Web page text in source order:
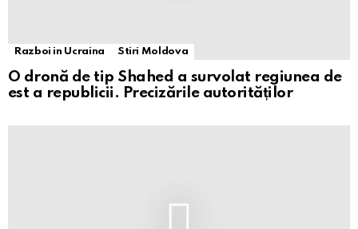
Razboi in Ucraina Stiri Moldova
O dronă de tip Shahed a survolat regiunea de
est a republicii. Precizările autorităților